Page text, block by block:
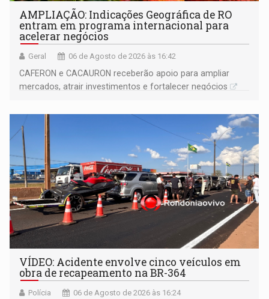
AMPLIAÇÃO: Indicações Geográfica de RO
entram em programa internacional para
acelerar negócios
Geral 06 de Agosto de 2026 às 16:42
CAFERON e CACAURON receberão apoio para ampliar
mercados, atrair investimentos e fortalecer negócios
VÍDEO: Acidente envolve cinco veículos em
obra de recapeamento na BR-364
Polícia 06 de Agosto de 2026 às 16:24